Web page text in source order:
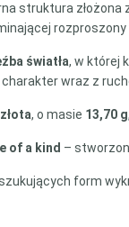
struktura złożona
światła, w której
wraz z
, o masie 13,70 g
of a kind –
form